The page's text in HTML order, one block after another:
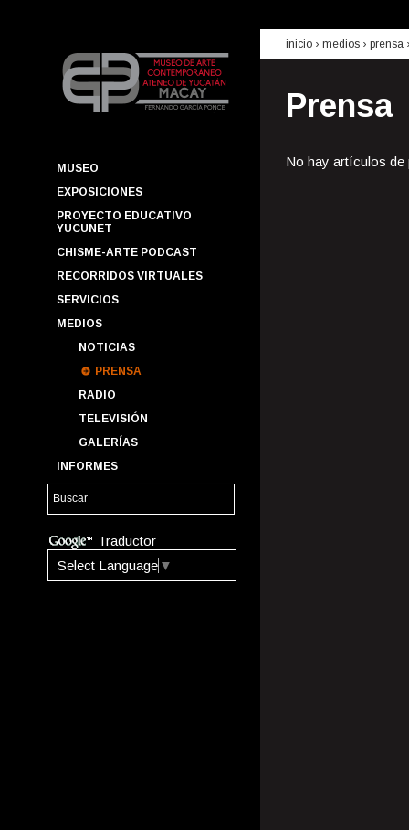
MUSEO
EXPOSICIONES
PROYECTO EDUCATIVO
YUCUNET
CHISME-ARTE PODCAST
RECORRIDOS VIRTUALES
SERVICIOS
MEDIOS
NOTICIAS
PRENSA
RADIO
TELEVISIÓN
GALERÍAS
INFORMES
Traductor
Select Language ▼
inicio › medios › prensa
Prensa
No hay artículos de